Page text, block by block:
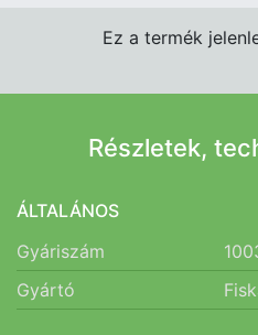
Ez a termék
Részletek,
ÁLTALÁNOS
Gyáriszám
Gyártó